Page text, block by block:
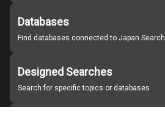
Databases
Find databases connected to Japan Search
Designed Searches
Search for specific topics or databases